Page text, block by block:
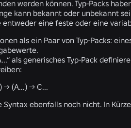
werden können. Typ-Packs
kann bekannt oder unbekannt
entweder eine feste oder eine
als ein Paar von Typ-Packs:
“ als generisches Typ-Pack
-> (A...) -> C...
ebenfalls noch nicht. In